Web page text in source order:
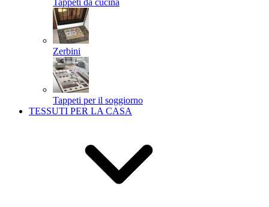
Tappeti da cucina
Zerbini
Tappeti per il soggiorno
TESSUTI PER LA CASA